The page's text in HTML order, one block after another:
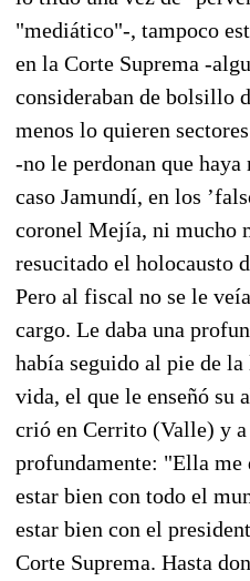
"mediático"-, tampoco
en la Corte Suprema -
consideraban de bolsillo
menos lo quieren
-no le perdonan que
caso Jamundí, en los
coronel Mejía, ni mucho
resucitado el holocausto
Pero al fiscal no se le
cargo. Le daba una
había seguido al pie de
vida, el que le enseñó su
crió en Cerrito (Valle) y
profundamente: "Ella me
estar bien con todo el
estar bien con el
Corte Suprema. Hasta